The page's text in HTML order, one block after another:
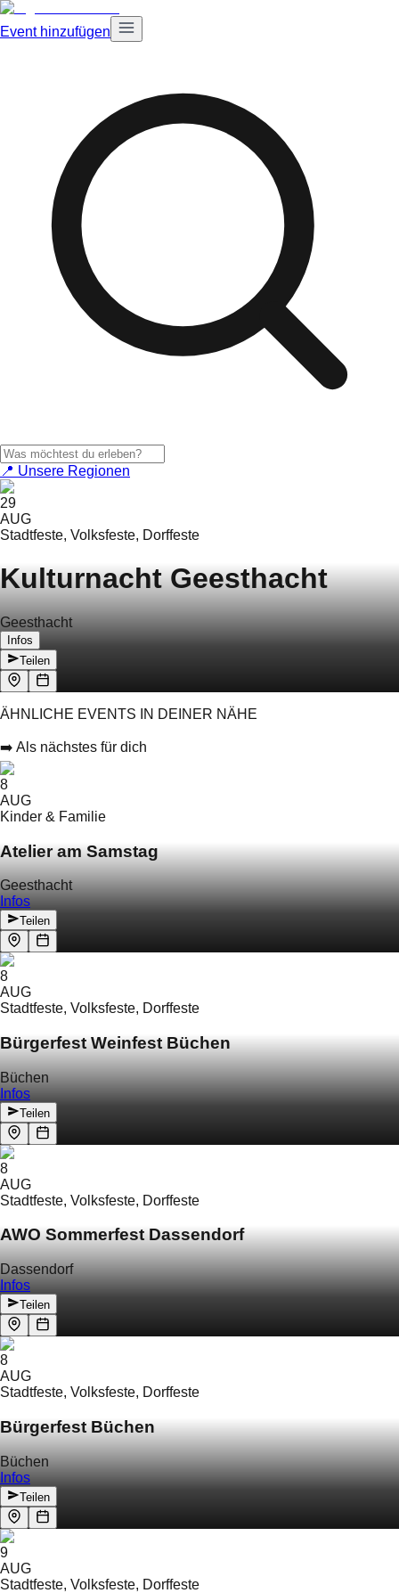
Event hinzufügen
📍 Unsere Regionen
29
AUG
Stadtfeste, Volksfeste, Dorffeste
Kulturnacht Geesthacht
Geesthacht
Infos
Teilen
ÄHNLICHE EVENTS IN DEINER NÄHE
➡️ Als nächstes für dich
8
AUG
Kinder & Familie
Atelier am Samstag
Geesthacht
Infos
Teilen
8
AUG
Stadtfeste, Volksfeste, Dorffeste
Bürgerfest Weinfest Büchen
Büchen
Infos
Teilen
8
AUG
Stadtfeste, Volksfeste, Dorffeste
AWO Sommerfest Dassendorf
Dassendorf
Infos
Teilen
8
AUG
Stadtfeste, Volksfeste, Dorffeste
Bürgerfest Büchen
Büchen
Infos
Teilen
9
AUG
Stadtfeste, Volksfeste, Dorffeste